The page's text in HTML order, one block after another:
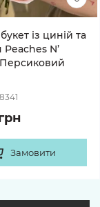
із циній та
N’
8341
Замовити